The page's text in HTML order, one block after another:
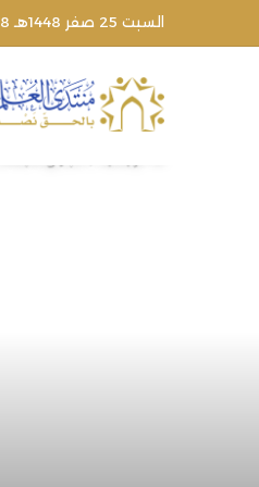
السبت 25 صفر 1448هـ 8-8-2026م